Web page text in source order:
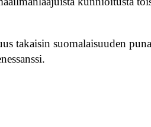
takaisin suomalaisuuden